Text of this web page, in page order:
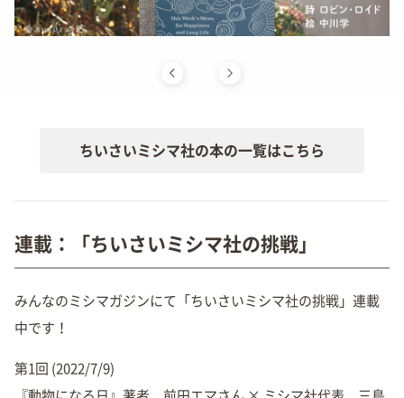
ちいさいミシマ社の本の一覧はこちら
連載：「ちいさいミシマ社の挑戦」
みんなのミシマガジンにて「ちいさいミシマ社の挑戦」連載
中です！
第1回 (2022/7/9)